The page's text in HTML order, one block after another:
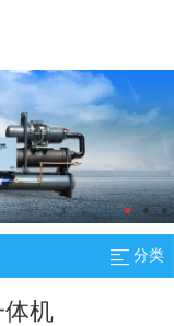
分类
体机